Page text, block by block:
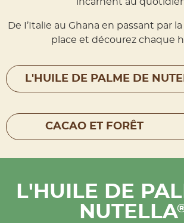
incarnent au
De I’Italie au Ghana en passant par
place et décourez chaque
L'HUILE DE PALME DE
CACAO ET FORÊT
L'HUILE DE
NUTELLA